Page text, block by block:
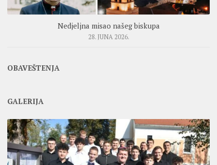
Nedjeljna misao našeg biskupa
28. JUNA 2026.
OBAVEŠTENJA
GALERIJA